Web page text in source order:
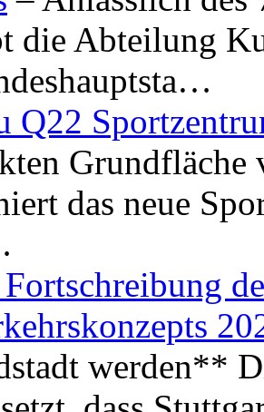
die Abteilung
Q22
Grundfläche
das neue
werden**